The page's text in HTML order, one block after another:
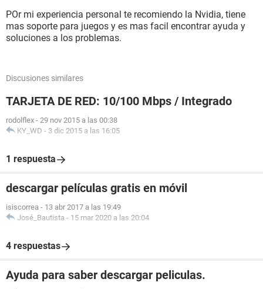
POr mi experiencia personal te recomiendo la Nvidia, tiene
mas soporte para juegos y es mas facil encontrar ayuda y
soluciones a los problemas.
Discusiones similares
TARJETA DE RED: 10/100 Mbps / Integrado
rodolflex - 29 nov 2015 a las 00:38
KY_WD - 3 dic 2015 a las 16:05
1 respuesta
descargar películas gratis en móvil
isiscorrea - 13 abr 2017 a las 19:49
José_Bautista - 15 mar 2020 a las 20:04
4 respuestas
Ayuda para saber descargar peliculas.